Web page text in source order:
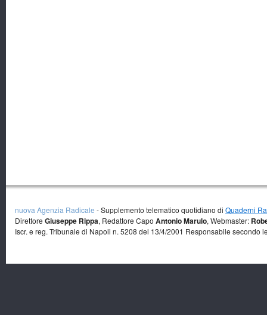
nuova Agenzia Radicale - Supplemento telematico quotidiano di Quaderni
Direttore Giuseppe Rippa, Redattore Capo Antonio Marulo, Webmaster:
Iscr. e reg. Tribunale di Napoli n. 5208 del 13/4/2001 Responsabile secondo